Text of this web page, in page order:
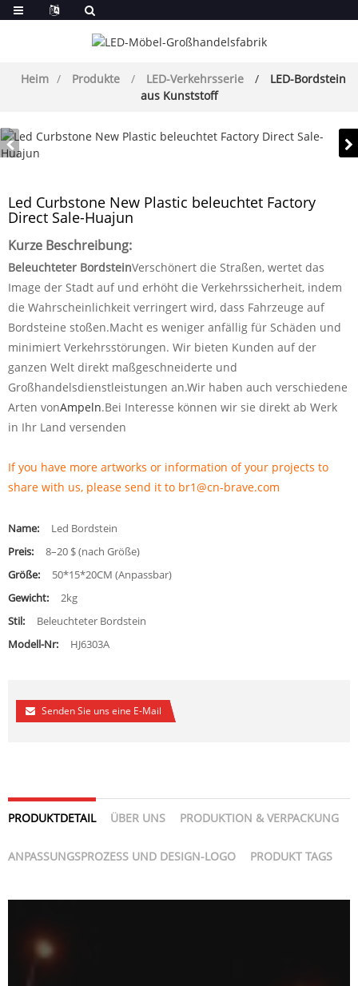
Heim Produkte LED-Verkehrsserie
LED-Bordstein
aus Kunststoff
Led Curbstone New Plastic beleuchtet Factory
Direct Sale-Huajun
Kurze Beschreibung:
Beleuchteter BordsteinVerschönert die Straßen, wertet das
Image der Stadt auf und erhöht die Verkehrssicherheit, indem
die Wahrscheinlichkeit verringert wird, dass Fahrzeuge auf
Bordsteine ​​stoßen.Macht es weniger anfällig für Schäden und
minimiert Verkehrsstörungen. Wir bieten Kunden auf der
ganzen Welt direkt maßgeschneiderte und
Großhandelsdienstleistungen an.Wir haben auch verschiedene
Arten vonAmpeln.Bei Interesse können wir sie direkt ab Werk
in Ihr Land versenden
If you have more artworks or information of your projects to
share with us, please send it to br1@cn-brave.com
Name:
Led Bordstein
Preis:
8–20 $ (nach Größe)
Größe:
50*15*20CM (Anpassbar)
Gewicht:
2kg
Stil:
Beleuchteter Bordstein
Modell-Nr:
HJ6303A
Senden Sie uns eine E-Mail
PRODUKTDETAIL ÜBER UNS PRODUKTION & VERPACKUNG
ANPASSUNGSPROZESS UND DESIGN-LOGO PRODUKT TAGS